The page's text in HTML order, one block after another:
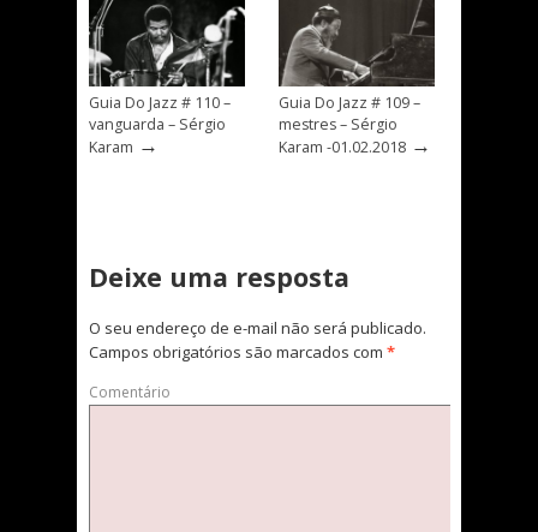
Guia Do Jazz # 110 –
vanguarda – Sérgio
Karam →
Guia Do Jazz # 109 –
mestres – Sérgio
Karam -01.02.2018 →
Deixe uma resposta
O seu endereço de e-mail não será publicado.
Campos obrigatórios são marcados com *
Comentário